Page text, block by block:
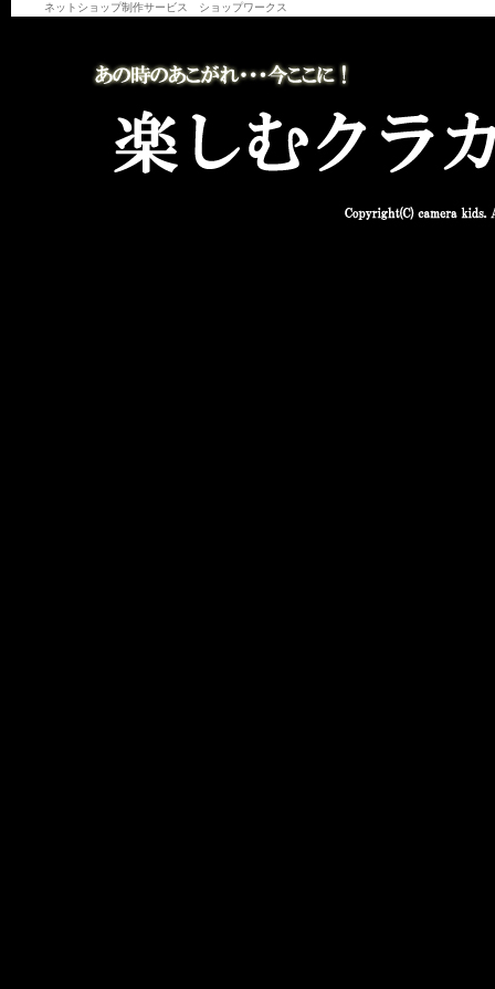
ネットショップ制作サービス ショップワークス